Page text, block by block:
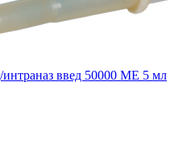
введ 50000 МЕ 5 мл